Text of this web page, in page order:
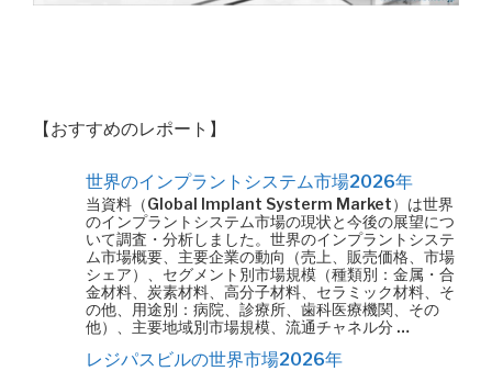
【おすすめのレポート】
世界のインプラントシステム市場2026年
当資料（Global Implant Systerm Market）は世界
のインプラントシステム市場の現状と今後の展望につ
いて調査・分析しました。世界のインプラントシステ
ム市場概要、主要企業の動向（売上、販売価格、市場
シェア）、セグメント別市場規模（種類別：金属・合
金材料、炭素材料、高分子材料、セラミック材料、そ
の他、用途別：病院、診療所、歯科医療機関、その
他）、主要地域別市場規模、流通チャネル分 …
レジパスビルの世界市場2026年